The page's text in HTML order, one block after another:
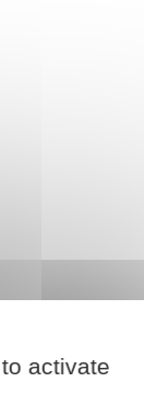
activate